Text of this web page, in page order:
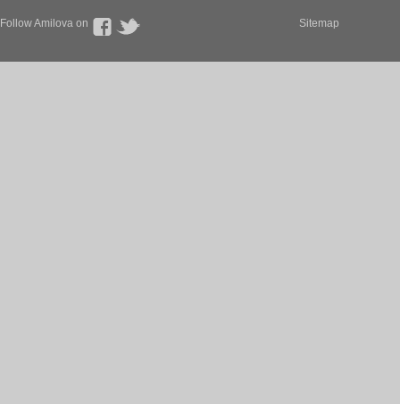
Follow Amilova on Sitemap